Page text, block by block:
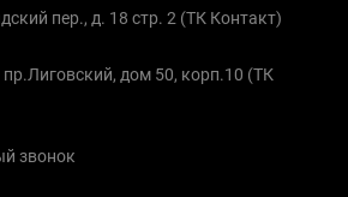
пер., д. 18 стр. 2 (ТК Контакт)
дом 50, корп.10 (ТК
звонок